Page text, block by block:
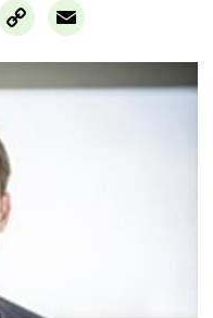
Copy
Link
Email